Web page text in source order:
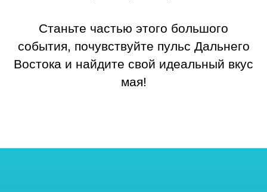
Станьте частью этого большого
события, почувствуйте пульс Дальнего
Востока и найдите свой идеальный вкус
мая!